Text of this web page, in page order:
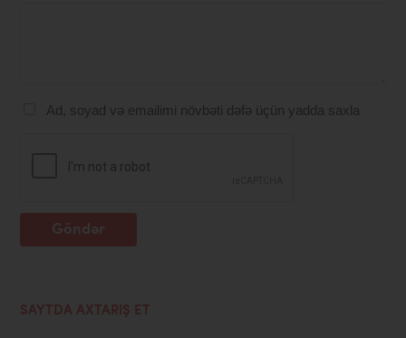
SAYTDA AXTARIŞ ET
Ad, soyad və emailimi növbəti dəfə üçün yadda saxla
Göndər